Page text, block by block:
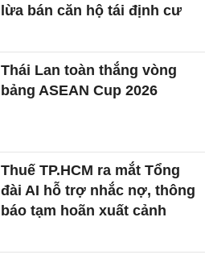
lừa bán căn hộ tái định cư
Thái Lan toàn thắng vòng
bảng ASEAN Cup 2026
Thuế TP.HCM ra mắt Tổng
đài AI hỗ trợ nhắc nợ, thông
báo tạm hoãn xuất cảnh